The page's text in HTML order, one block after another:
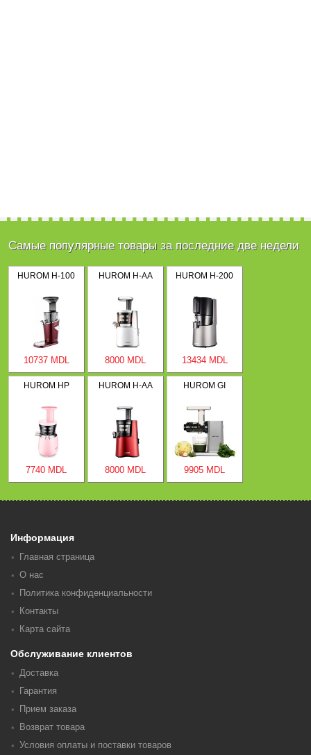
Самые популярные товары за последние две недели
HUROM H-100
10737 MDL
HUROM H-AA
8000 MDL
HUROM H-200
13434 MDL
HUROM HP
7740 MDL
HUROM H-AA
8000 MDL
HUROM GI
9905 MDL
Информация
Главная страница
О нас
Политика конфиденциальности
Контакты
Карта сайта
Обслуживание клиентов
Доставка
Гарантия
Прием заказа
Возврат товара
Условия оплаты и поставки товаров